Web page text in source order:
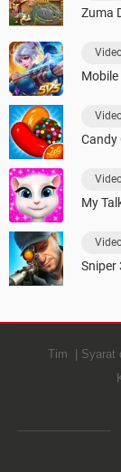
Zuma
Candy
My
Sniper
Tim Syarat